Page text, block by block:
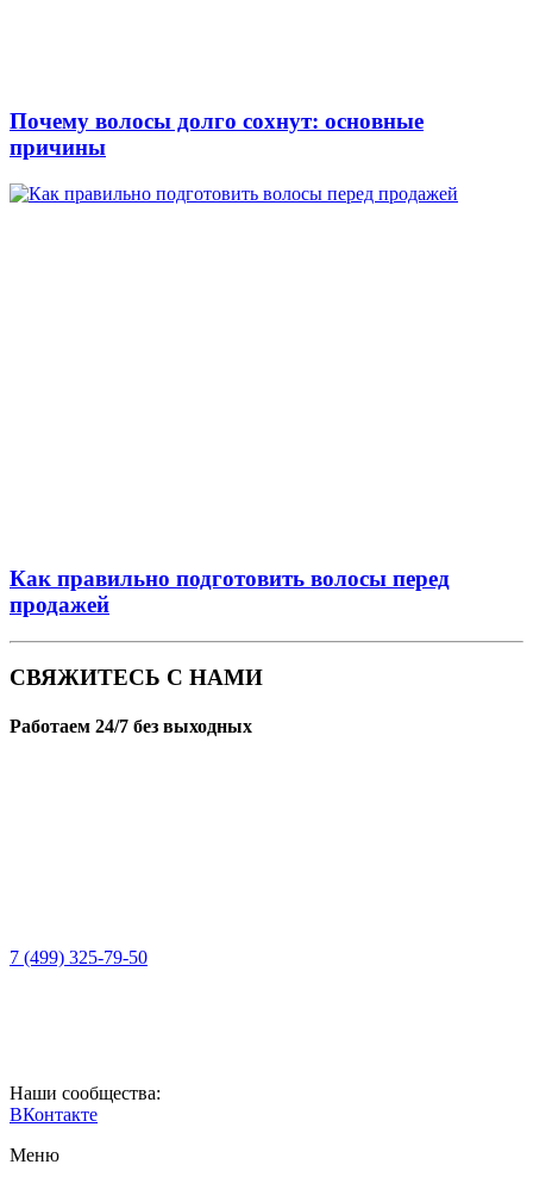
Почему волосы долго сохнут: основные
причины
Как правильно подготовить волосы перед
продажей
СВЯЖИТЕСЬ С НАМИ
Работаем 24/7 без выходных
7 (499) 325-79-50
Наши сообщества:
ВКонтакте
Меню